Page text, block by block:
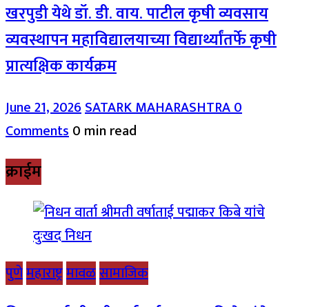
खरपुडी येथे डॉ. डी. वाय. पाटील कृषी व्यवसाय
व्यवस्थापन महाविद्यालयाच्या विद्यार्थ्यांतर्फे कृषी
प्रात्यक्षिक कार्यक्रम
June 21, 2026SATARK MAHARASHTRA0
Comments0 min read
क्राईम
पुणेमहाराष्ट्रमावळसामाजिक